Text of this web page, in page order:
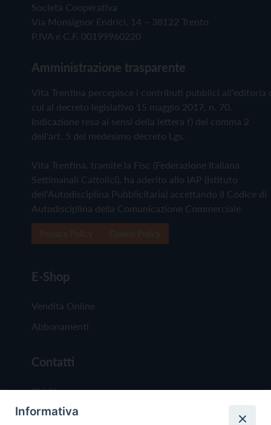
Società Cooperativa
Via Monsignor Endrici, 14 – 38122 Trento
P.IVA e C.F. 00199960220
Amministrazione trasparente
Vita Trentina percepisce i contributi pubblici all'editoria
cui al decreto legislativo 15 maggio 2017, n. 70.
Indicazione resa ai sensi della lettera f) del comma 2
dell'art. 5 del medesimo decreto Lgs.
Vita Trentina, tramite la Fisc (Federazione Italiana
Settimanali Cattolici), ha aderito allo IAP (Istituto
dell'Autodisciplina Pubblicitaria) accettando il Codice di
Autodisciplina della Comunicazione Commerciale
E-Shop
Vendita Online
Abbonamenti
Contatti
Chi Siamo
Redazione
Informativa